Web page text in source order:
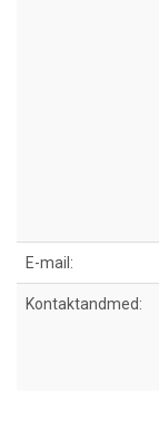
E-mail:
Kontaktandmed: